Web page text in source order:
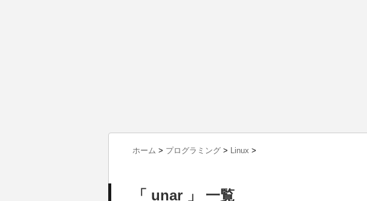
ホーム > プログラミング > Linux >
「 unar 」 一覧